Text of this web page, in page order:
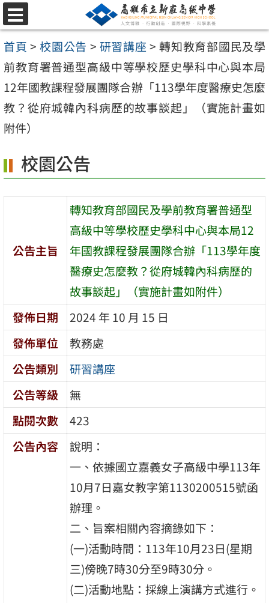
跳
至
主
要
內
容
區
選
單
首頁 > 校園公告 > 研習講座 > 轉知教育部國民及學
前教育署普通型高級中等學校歷史學科中心與本局
12年國教課程發展團隊合辦「113學年度醫療史怎麼
教？從府城韓內科病歷的故事談起」（實施計畫如
附件）
校園公告
公告主旨
轉知教育部國民及學前教育署普通型
高級中等學校歷史學科中心與本局12
年國教課程發展團隊合辦「113學年度
醫療史怎麼教？從府城韓內科病歷的
故事談起」（實施計畫如附件）
發佈日期
2024 年 10 月 15 日
發佈單位
教務處
公告類別
研習講座
公告等級
無
點閱次數
423
公告內容
說明：
一、依據國立嘉義女子高級中學113年
10月7日嘉女教字第1130200515號函
辦理。
二、旨案相關內容摘錄如下：
(一)活動時間：113年10月23日(星期
三)傍晚7時30分至9時30分。
(二)活動地點：採線上演講方式進行。